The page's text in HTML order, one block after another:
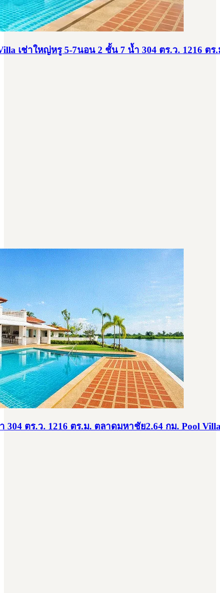
เช่าใหญ่หรู 5-7นอน 2 ชั้น 7 น้ำ 304 ตร.ว. 1216 ต
304 ตร.ว. 1216 ตร.ม. ตลาดมหาชัย2.64 กม. Pool